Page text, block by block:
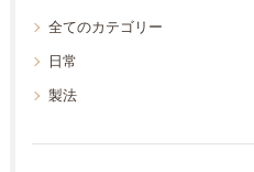
全てのカテゴリー
日常
製法